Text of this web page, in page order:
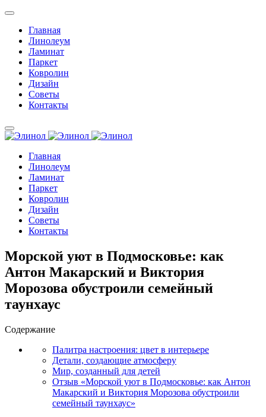
Главная
Линолеум
Ламинат
Паркет
Ковролин
Дизайн
Советы
Контакты
Главная
Линолеум
Ламинат
Паркет
Ковролин
Дизайн
Советы
Контакты
Морской уют в Подмосковье: как
Антон Макарский и Виктория
Морозова обустроили семейный
таунхаус
Содержание
Палитра настроения: цвет в интерьере
Детали, создающие атмосферу
Мир, созданный для детей
Отзыв «Морской уют в Подмосковье: как Антон
Макарский и Виктория Морозова обустроили
семейный таунхаус»